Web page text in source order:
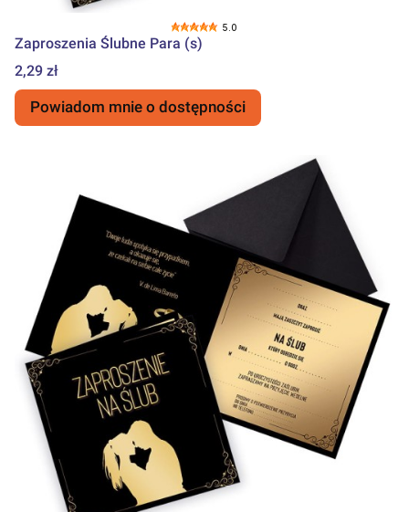
5.0
Zaproszenia Ślubne Para (s)
Cena
2,29 zł
Powiadom mnie o dostępności